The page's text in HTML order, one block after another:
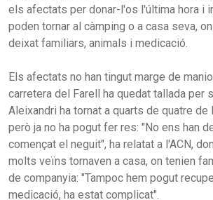
els afectats per donar-l'os l'última hora i
poden tornar al càmping o a casa seva,
deixat familiars, animals i medicació.
Els afectats no han tingut marge de
carretera del Farell ha quedat tallada per
Aleixandri ha tornat a quarts de quatre de
però ja no ha pogut fer res: "No ens han
començat el neguit", ha relatat a l'ACN,
molts veïns tornaven a casa, on tenien
de companyia: "Tampoc hem pogut
medicació, ha estat complicat".